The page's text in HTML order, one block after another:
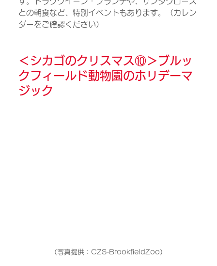
との朝食など、特別イベントもあります。（カレン
ダーをご確認ください）
＜シカゴのクリスマス⑩＞ブルッ
クフィールド動物園のホリデーマ
ジック
（写真提供：CZS-BrookfieldZoo）